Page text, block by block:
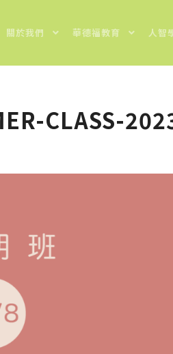
關於我們 華德福教育 人智
CLASS-